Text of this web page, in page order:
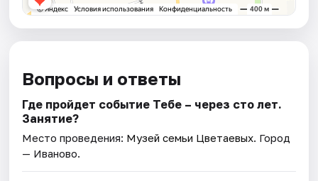
Вопросы и ответы
Где пройдет событие Тебе – через сто лет.
Занятие?
Место проведения: Музей семьи Цветаевых. Город
— Иваново.